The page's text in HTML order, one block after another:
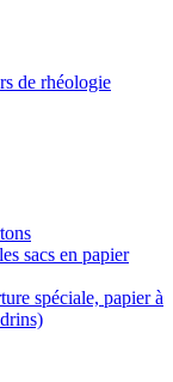
de rhéologie
sacs en papier
spéciale, papier à